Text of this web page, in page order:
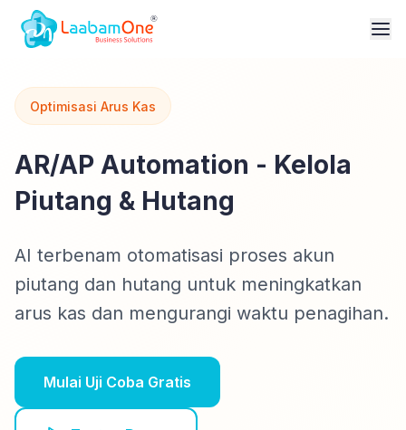
Optimisasi Arus Kas
AR/AP Automation - Kelola
Piutang & Hutang
AI terbenam otomatisasi proses akun
piutang dan hutang untuk meningkatkan
arus kas dan mengurangi waktu penagihan.
Mulai Uji Coba Gratis